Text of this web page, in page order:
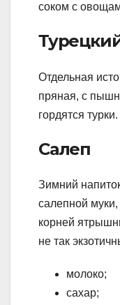
соком с
Отдельная
пряная, с
гордятся турки.
Салеп
Зимний
салепной
корней
не так
молоко;
сахар;